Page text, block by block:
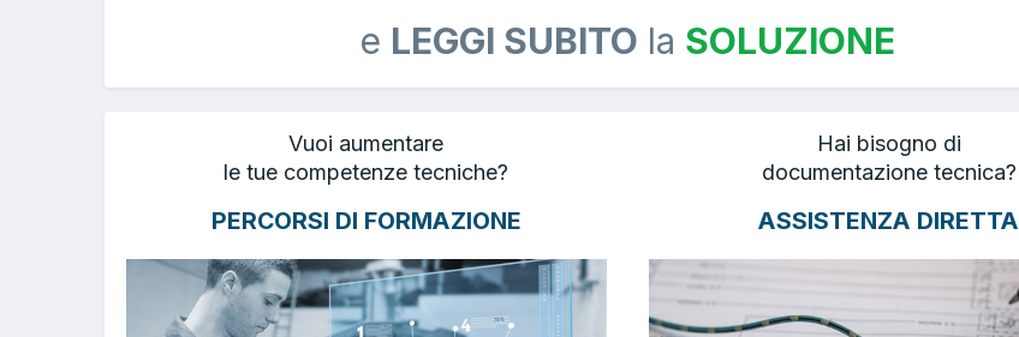
e LEGGI SUBITO la SOLUZIONE
Vuoi aumentare
le tue competenze tecniche?
PERCORSI DI FORMAZIONE
Hai bisogno di
documentazione tecnica?
ASSISTENZA DIRETTA